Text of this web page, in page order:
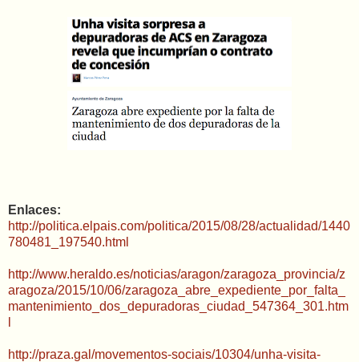
Enlaces:
http://politica.elpais.com/politica/2015/08/28/actualidad/1440
780481_197540.html
http://www.heraldo.es/noticias/aragon/zaragoza_provincia/z
aragoza/2015/10/06/zaragoza_abre_expediente_por_falta_
mantenimiento_dos_depuradoras_ciudad_547364_301.htm
http://praza.gal/movementos-sociais/10304/unha-visita-